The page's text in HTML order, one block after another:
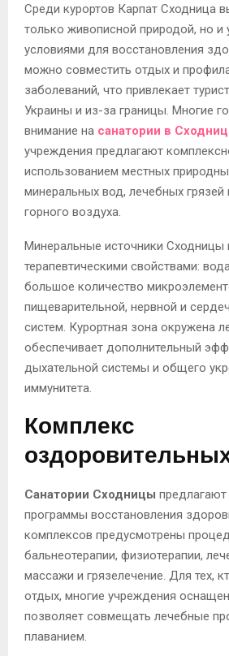
Среди курортов Карпат Сходница
только живописной природой, но и
условиями для восстановления
можно совместить отдых и
заболеваний, что привлекает
Украины и из-за границы. Многие
внимание на санатории в
учреждения предлагают
использованием местных
минеральных вод, лечебных грязей
горного воздуха.
Минеральные источники Сходницы
терапевтическими свойствами:
большое количество
пищеварительной, нервной и
систем. Курортная зона окружена
обеспечивает дополнительный
дыхательной системы и общего
иммунитета.
Комплекс
Санатории Сходницы
программы восстановления
комплексов предусмотрены
бальнеотерапии, физиотерапии,
массажи и грязелечение. Для тех,
отдых, многие учреждения
позволяет совмещать лечебные
плаванием.